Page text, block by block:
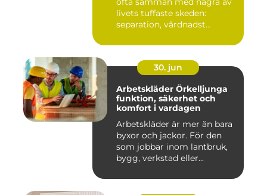
livets tuffaste skeden:
separation, vårdnadst...
30. jun
Arbetskläder Örkelljunga
funktion, säkerhet och
komfort i vardagen
Arbetskläder är mer än bara
byxor och jackor. För den
som jobbar inom lantbruk,
bygg, verkstad eller...